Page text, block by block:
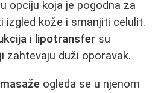
opciju koja je pogodna za
izgled kože i smanjiti celulit.
i lipotransfer su
zahtevaju duži oporavak.
ogleda se u njenom